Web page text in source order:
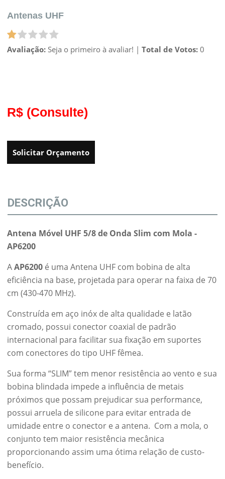
Antenas UHF
Avaliação: Seja o primeiro à avaliar! |Total de Votos: 0
R$ (Consulte)
Solicitar Orçamento
DESCRIÇÃO
Antena Móvel UHF 5/8 de Onda Slim com Mola -
AP6200
AAP6200 é uma Antena UHF com bobina de alta
eficiência na base, projetada para operar na faixa de 70
cm (430-470 MHz).
Construída em aço inóx de alta qualidade e latão
cromado, possui conector coaxial de padrão
internacional para facilitar sua fixação em suportes
com conectores do tipo UHF fêmea.
Sua forma “SLIM” tem menor resistência ao vento e sua
bobina blindada impede a influência de metais
próximos que possam prejudicar sua performance,
possui arruela de silicone para evitar entrada de
umidade entre o conector e a antena. Com a mola, o
conjunto tem maior resistência mecânica
proporcionando assim uma ótima relação de custo-
benefício.